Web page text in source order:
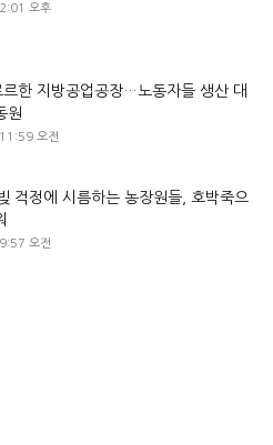
오후
르한 지방공업공장…노동자들 생산 대
원
오전
걱정에 시름하는 농장원들, 호박죽으
오전